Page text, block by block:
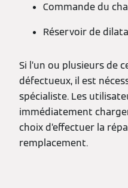
Commande du
Réservoir de
Si l’un ou plusieurs de
défectueux, il est
spécialiste. Les
immédiatement
choix d’effectuer la
remplacement.